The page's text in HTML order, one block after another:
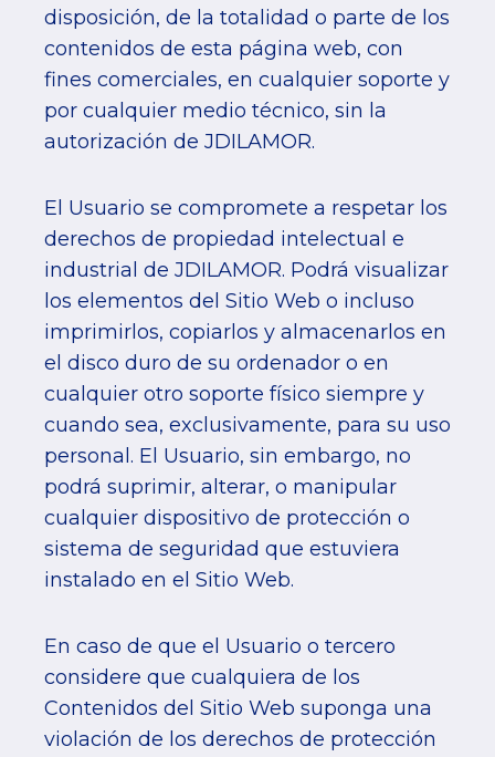
disposición, de la totalidad o parte de los
contenidos de esta página web, con
fines comerciales, en cualquier soporte y
por cualquier medio técnico, sin la
autorización de JDILAMOR.
El Usuario se compromete a respetar los
derechos de propiedad intelectual e
industrial de JDILAMOR. Podrá visualizar
los elementos del Sitio Web o incluso
imprimirlos, copiarlos y almacenarlos en
el disco duro de su ordenador o en
cualquier otro soporte físico siempre y
cuando sea, exclusivamente, para su uso
personal. El Usuario, sin embargo, no
podrá suprimir, alterar, o manipular
cualquier dispositivo de protección o
sistema de seguridad que estuviera
instalado en el Sitio Web.
En caso de que el Usuario o tercero
considere que cualquiera de los
Contenidos del Sitio Web suponga una
violación de los derechos de protección